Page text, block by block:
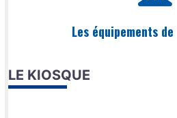
Les équipements
LE KIOSQUE